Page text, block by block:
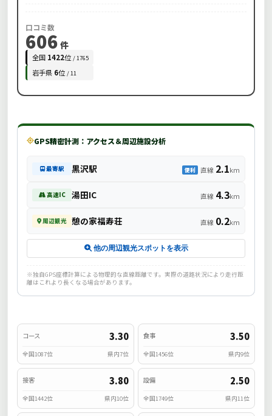
口コミ数
606件
全国 1422位 / 1765
岩手県 6位 / 11
GPS精密計測：アクセス＆周辺施設分析
最寄駅 黒沢駅 便利 直線 2.1km
高速IC 湯田IC 直線 4.3km
周辺観光 憩の家福寿荘 直線 0.2km
他の周辺観光スポットを表示
※独自GPS座標計算による物理的な直線距離です。実際の道路状況により走行距
離はこれより長くなる場合があります。
コース 3.30
全国1087位 県内7位
食事 3.50
全国1456位 県内9位
接客 3.80
全国1442位 県内10位
設備 2.50
全国1749位 県内11位